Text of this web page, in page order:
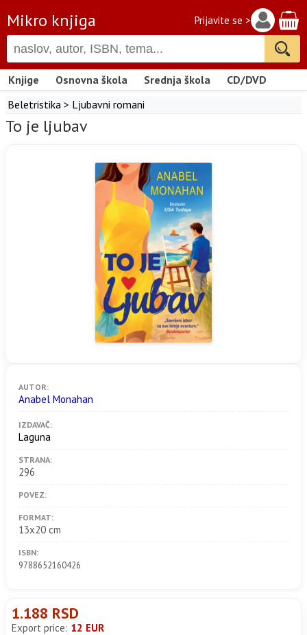
Mikro knjiga Prijavite se >
Knjige Osnovna škola Srednja škola
CD/DVD
Beletristika > Ljubavni romani
To je ljubav
AUTOR:
Anabel Monahan
IZDAVAČ:
Laguna
STRANA:
296
POVEZ:
FORMAT:
13x20 cm
ISBN:
9788652160426
1.188 RSD
Export price: 12 EUR